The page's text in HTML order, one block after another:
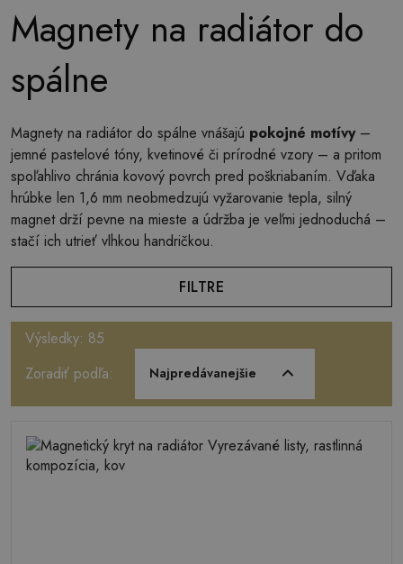
Magnety na radiátor do
spálne
Magnety na radiátor do spálne vnášajú pokojné motívy–
jemné pastelové tóny, kvetinové či prírodné vzory – a pritom
spoľahlivo chránia kovový povrch pred poškriabaním. Vďaka
hrúbke len 1,6 mm neobmedzujú vyžarovanie tepla, silný
magnet drží pevne na mieste a údržba je veľmi jednoduchá –
stačí ich utrieť vlhkou handričkou.
FILTRE
Výsledky: 85
Zoradiť podľa:
Najpredávanejšie